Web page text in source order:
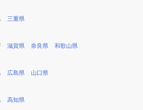
三重県
滋賀県 奈良県 和歌山県
広島県 山口県
高知県